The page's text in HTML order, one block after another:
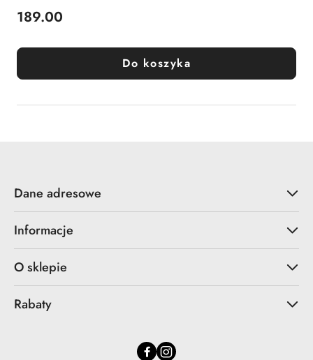
Cena:
189.00
Do koszyka
Dane adresowe
Informacje
O sklepie
Rabaty